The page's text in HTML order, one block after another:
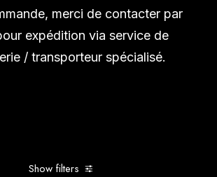
merci de contacter par
expédition via service de
/ transporteur spécialisé.
Show filters